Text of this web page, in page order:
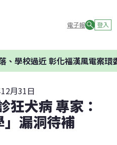
電子報 登入
校過近 彰化福漢風電案環委建
月31日
狂犬病 專家：
」漏洞待補